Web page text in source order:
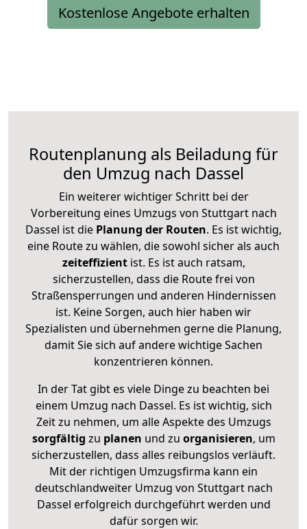
Kostenlose Angebote erhalten
Routenplanung als Beiladung für
den Umzug nach Dassel
Ein weiterer wichtiger Schritt bei der
Vorbereitung eines Umzugs von Stuttgart nach
Dassel ist die Planung der Routen. Es ist wichtig,
eine Route zu wählen, die sowohl sicher als auch
zeiteffizientist. Es ist auch ratsam,
sicherzustellen, dass die Route frei von
Straßensperrungen und anderen Hindernissen
ist. Keine Sorgen, auch hier haben wir
Spezialisten und übernehmen gerne die Planung,
damit Sie sich auf andere wichtige Sachen
konzentrieren können.
In der Tat gibt es viele Dinge zu beachten bei
einem Umzug nach Dassel. Es ist wichtig, sich
Zeit zu nehmen, um alle Aspekte des Umzugs
sorgfältig zu planen und zu organisieren, um
sicherzustellen, dass alles reibungslos verläuft.
Mit der richtigen Umzugsfirma kann ein
deutschlandweiter Umzug von Stuttgart nach
Dassel erfolgreich durchgeführt werden und
dafür sorgen wir.